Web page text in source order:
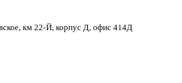
км 22-Й, корпус Д, офис 414Д